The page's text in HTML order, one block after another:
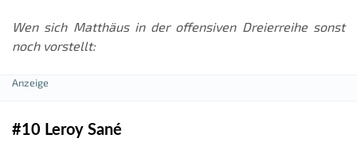
Wen sich Matthäus in der offensiven Dreierreihe sonst
noch vorstellt:
#10 Leroy Sané